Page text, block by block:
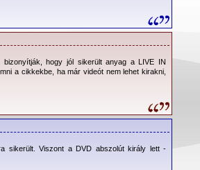
Martinék nagyon a tutira
nem lehet a kedvében járni, hiszen
állítanának össze. Másrészt pedig
nélkül nincs koncert, ezért is épül
annyiban, hogy a záró Goodnight
a tömegek által kevésbé ismert, nem
húzás és osztatlan siker lett volna.
össze erre a turnéra (többek
Everything Counts), de az olyan
mint pl. a Walking In My
hogy jól sikerült anyag a LIVE IN
a cikkekbe, ha már videót nem lehet kirakni,
sikerült. Viszont a DVD abszolút király lett -